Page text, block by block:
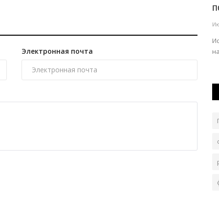
Электронная почта
природном резервате «Ертіс орманы».